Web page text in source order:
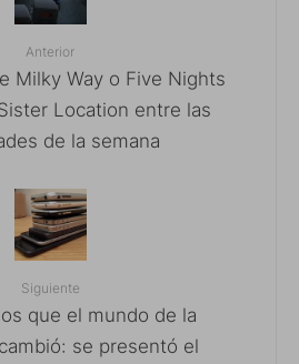
Anterior
Milky Way o Five Nights
Location entre las
de la semana
Siguiente
que el mundo de la
se presentó el